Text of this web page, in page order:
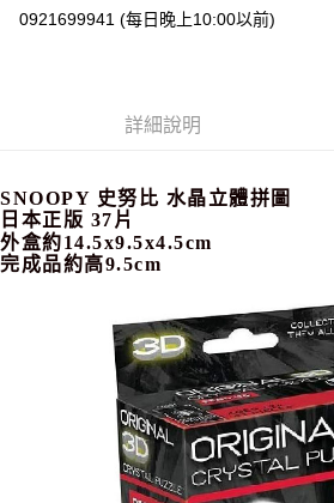
每筆NT$65，滿NT$999(含以上)免運費
每筆NT$65，滿NT$999(含以上)免運費
7-11取貨付款
每筆NT$65，滿NT$999(含以上)免運費
每筆NT$65，滿NT$999(含以上)免運費
每筆NT$100，滿NT$999(含以上)免運費
0921699941 (每日晚上10:00以前)
詳細說明
SNOOPY 史努比 水晶立體拼圖
日本正版 37片
外盒約14.5x9.5x4.5cm
完成品約高9.5cm